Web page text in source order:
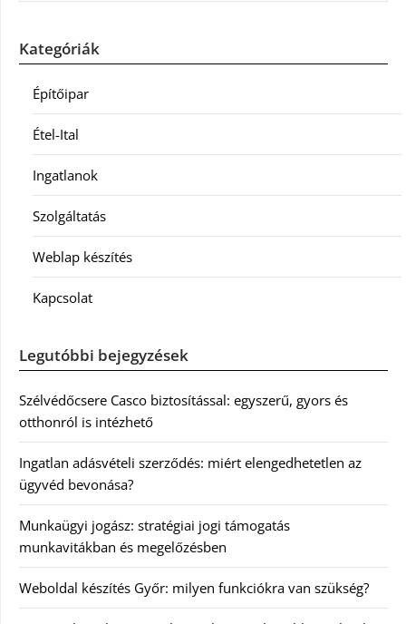
Kategóriák
Építőipar
Étel-Ital
Ingatlanok
Szolgáltatás
Weblap készítés
Kapcsolat
Legutóbbi bejegyzések
Szélvédőcsere Casco biztosítással: egyszerű, gyors és
otthonról is intézhető
Ingatlan adásvételi szerződés: miért elengedhetetlen az
ügyvéd bevonása?
Munkaügyi jogász: stratégiai jogi támogatás
munkavitákban és megelőzésben
Weboldal készítés Győr: milyen funkciókra van szükség?